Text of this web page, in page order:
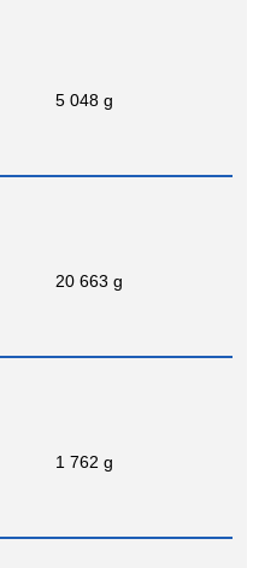
5 048 g
20 663 g
1 762 g